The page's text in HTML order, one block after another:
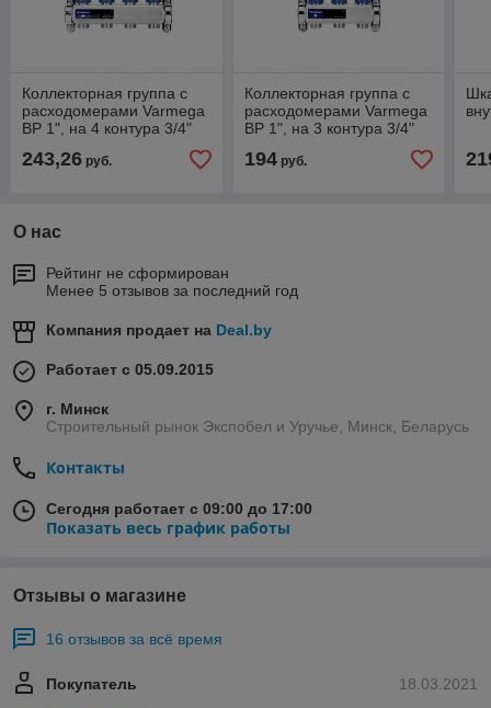
Коллекторная группа с
расходомерами Varmega
ВР 1", на 4 контура 3/4"
EK, нержавеющая сталь
243,26 руб.
Коллекторная группа с
расходомерами Varmega
ВР 1", на 3 контура 3/4"
EK, нержавеющая сталь
194руб.
О нас
Рейтинг не сформирован
Менее 5 отзывов за последний год
Компания продает на Deal.by
Работает с 05.09.2015
г. Минск
Строительный рынок Экспобел и Уручье, Минск, Беларусь
Контакты
Сегодня работает с 09:00 до 17:00
Показать весь график работы
Отзывы о магазине
16 отзывов за всё время
18.03.2021
Покупатель